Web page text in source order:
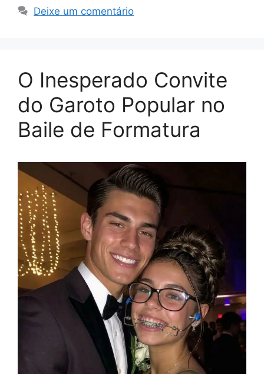
Deixe um comentário
O Inesperado Convite
do Garoto Popular no
Baile de Formatura